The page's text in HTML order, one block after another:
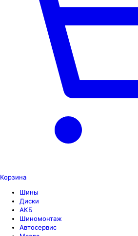
Корзина
Шины
Диски
АКБ
Шиномонтаж
Автосервис